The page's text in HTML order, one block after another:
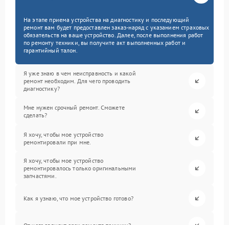
На этапе приема устройства на диагностику и последующий
ремонт вам будет предоставлен заказ-наряд с указанием страховых
обязательств на ваше устройство. Далее, после выполнения работ
по ремонту техники, вы получите акт выполненных работ и
гарантийный талон.
Я уже знаю в чем неисправность и какой
ремонт необходим. Для чего проводить
диагностику?
Мне нужен срочный ремонт. Сможете
сделать?
Я хочу, чтобы мое устройство
ремонтировали при мне.
Я хочу, чтобы мое устройство
ремонтировалось только оригинальными
запчастями.
Как я узнаю, что мое устройство готово?